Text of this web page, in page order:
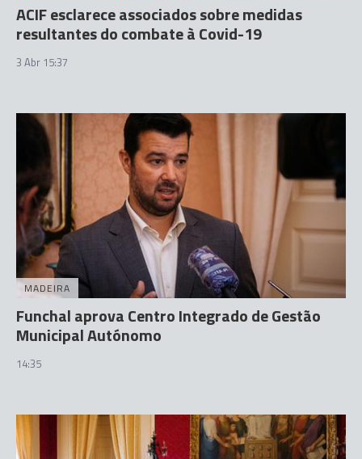
ACIF esclarece associados sobre medidas
resultantes do combate à Covid-19
3 Abr 15:37
MADEIRA
Funchal aprova Centro Integrado de Gestão
Municipal Autónomo
14:35